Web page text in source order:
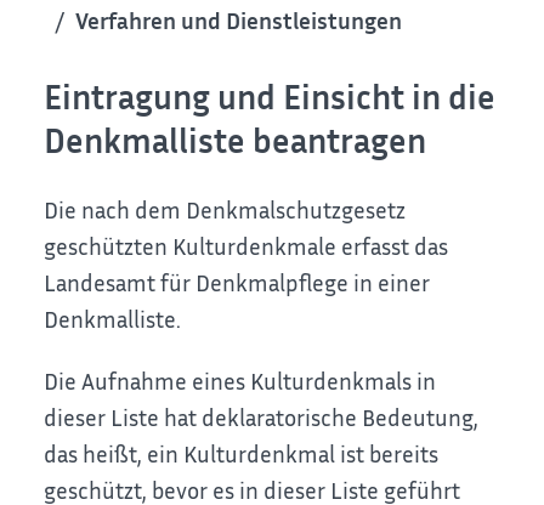
Verfahren und Dienstleistungen
Eintragung und Einsicht in die
Denkmalliste beantragen
Die nach dem Denkmalschutzgesetz
geschützten Kulturdenkmale erfasst das
Landesamt für Denkmalpflege in einer
Denkmalliste.
Die Aufnahme eines Kulturdenkmals in
dieser Liste hat deklaratorische Bedeutung,
das heißt, ein Kulturdenkmal ist bereits
geschützt, bevor es in dieser Liste geführt